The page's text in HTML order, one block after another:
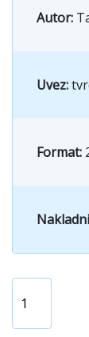
Autor:
Uvez:
Format: